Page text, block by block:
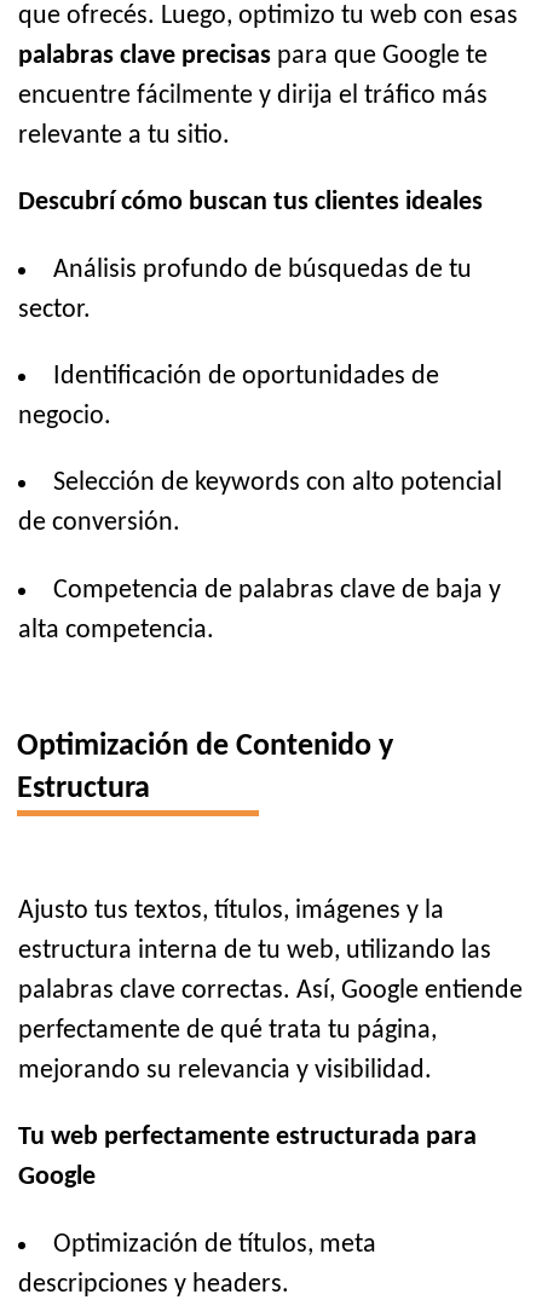
que ofrecés. Luego, optimizo tu web con esas
palabras clave precisas para que Google te
encuentre fácilmente y dirija el tráfico más
relevante a tu sitio.
Descubrí cómo buscan tus clientes ideales
Análisis profundo de búsquedas de tu
sector.
Identificación de oportunidades de
negocio.
Selección de keywords con alto potencial
de conversión.
Competencia de palabras clave de baja y
alta competencia.
Optimización de Contenido y
Estructura
Ajusto tus textos, títulos, imágenes y la
estructura interna de tu web, utilizando las
palabras clave correctas. Así, Google entiende
perfectamente de qué trata tu página,
mejorando su relevancia y visibilidad.
Tu web perfectamente estructurada para
Google
Optimización de títulos, meta
descripciones y headers.